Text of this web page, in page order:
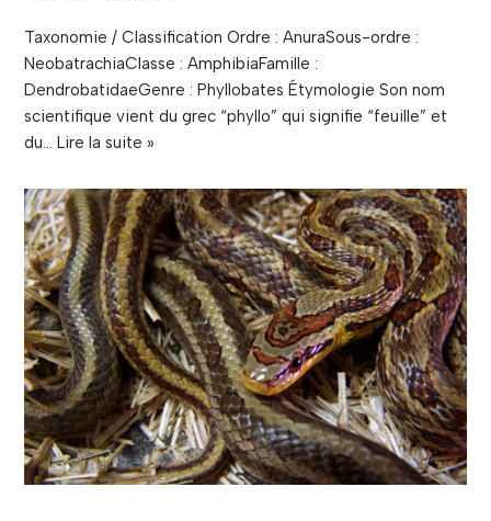
Taxonomie / Classification Ordre : AnuraSous-ordre :
NeobatrachiaClasse : AmphibiaFamille :
DendrobatidaeGenre : Phyllobates Étymologie Son nom
scientifique vient du grec “phyllo” qui signifie “feuille” et
du… Lire la suite »